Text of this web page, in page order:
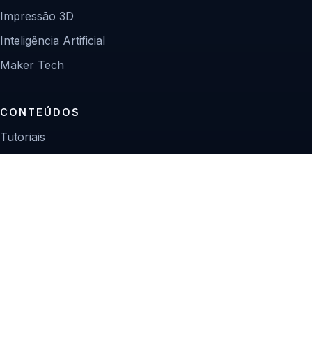
Impressão 3D
Inteligência Artificial
Maker Tech
CONTEÚDOS
Tutoriais